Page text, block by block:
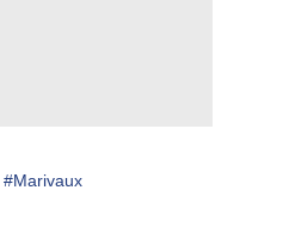
#Marivaux